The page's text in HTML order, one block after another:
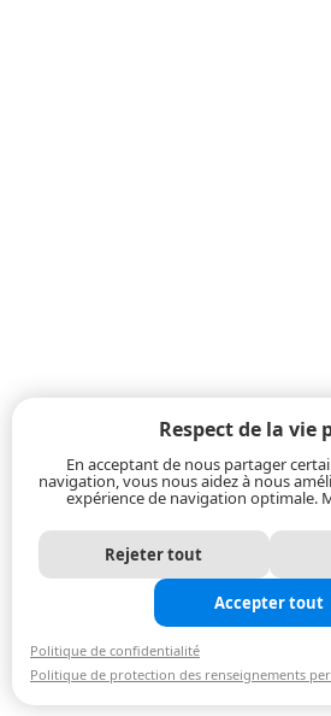
Respect de la vie
En acceptant de nous partager
navigation, vous nous aidez à nous
expérience de navigation optimale.
Rejeter tout
Accepter tout
Politique de confidentialité
Politique de protection des renseignements